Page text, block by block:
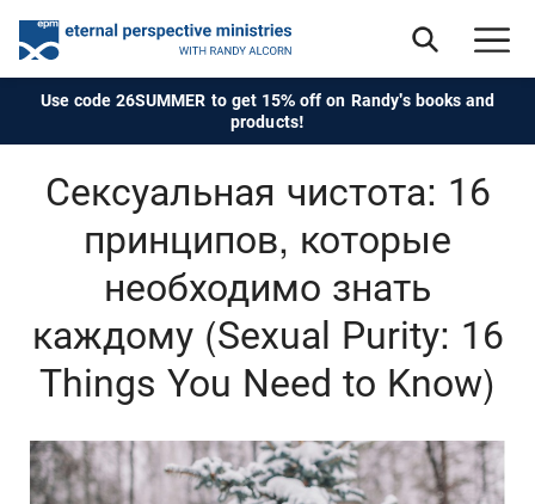
Use code 26SUMMER to get 15% off on Randy's books and
products!
Сексуальная чистота: 16
принципов, которые
необходимо знать
каждому (Sexual Purity: 16
Things You Need to Know)